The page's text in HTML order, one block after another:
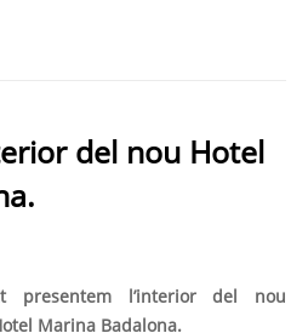
del nou Hotel
presentem l’interior del nou
Marina Badalona.